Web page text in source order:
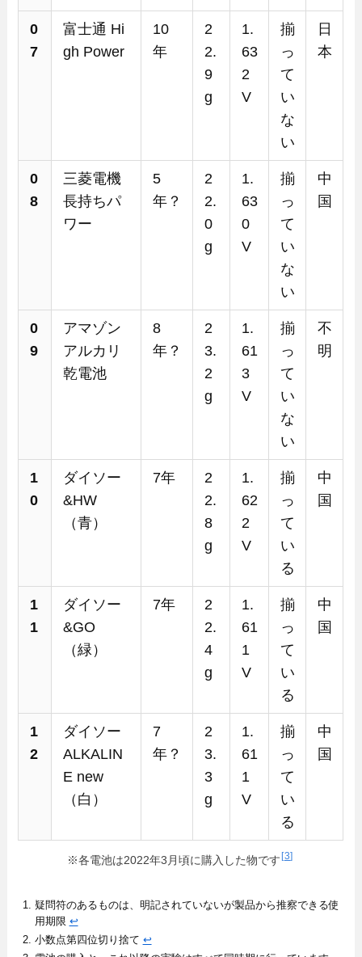
0
7
富士通 Hi
gh Power
10
年
2
2.
9
g
1.
63
2
V
揃
っ
て
い
な
い
日
本
0
8
三菱電機
長持ちパ
ワー
5
年？
2
2.
0
g
1.
63
0
V
揃
っ
て
い
な
い
中
国
0
9
アマゾン
アルカリ
乾電池
8
年？
2
3.
2
g
1.
61
3
V
揃
っ
て
い
な
い
不
明
1
0
ダイソー
&HW
（青）
7年
2
2.
8
g
1.
62
2
V
揃
っ
て
い
る
中
国
1
1
ダイソー
&GO
（緑）
7年
2
2.
4
g
1.
61
1
V
揃
っ
て
い
る
中
国
1
2
ダイソー
ALKALIN
E new
（白）
7
年？
2
3.
3
g
1.
61
1
V
揃
っ
て
い
る
中
国
※各電池は2022年3月頃に購入した物です 3
疑問符のあるものは、明記されていないが製品から推察できる使
用期限 ↩︎
小数点第四位切り捨て ↩︎